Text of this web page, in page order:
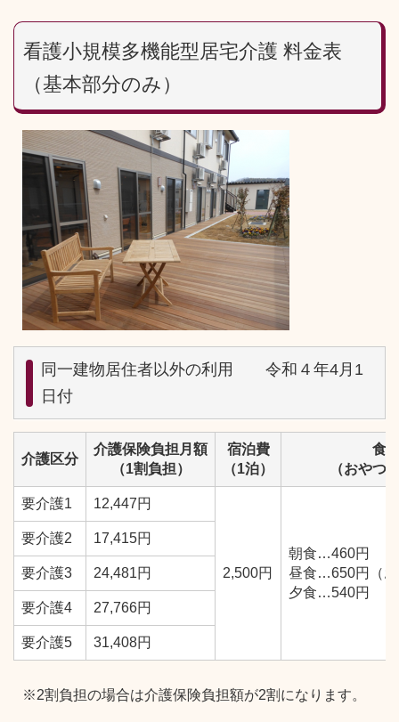
看護小規模多機能型居宅介護 料金表
（基本部分のみ）
同一建物居住者以外の利用 令和４年4月1
日付
介護区分
介護保険負担月額
（1割負担）
宿泊費
（1泊）
食
（おやつ
要介護1 12,447円
2,500円
朝食…460円
昼食…650円（
夕食…540円
要介護2 17,415円
要介護3 24,481円
要介護4 27,766円
要介護5 31,408円
※2割負担の場合は介護保険負担額が2割になります。